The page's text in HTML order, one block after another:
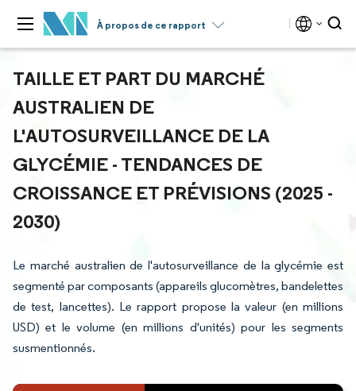
À propos de ce rapport
TAILLE ET PART DU MARCHÉ
AUSTRALIEN DE
L'AUTOSURVEILLANCE DE LA
GLYCÉMIE - TENDANCES DE
CROISSANCE ET PRÉVISIONS (2025 -
2030)
Le marché australien de l'autosurveillance de la glycémie est
segmenté par composants (appareils glucomètres, bandelettes
de test, lancettes). Le rapport propose la valeur (en millions
USD) et le volume (en millions d'unités) pour les segments
susmentionnés.